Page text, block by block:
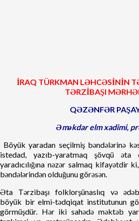
İRAQ TÜRKMAN LƏHCƏSİNİN
TƏRZİBAŞI
QƏZƏNFƏR
Əməkdar elm xadimi,
Böyük yaradan seçilmiş bəndələrinə
istedad, yazıb-yaratmaq şövqü əta
yaradıcılığına nəzər salmaq kifayətdir
bəndələrindən olduğunu görəsən.
Əta Tərzibaşı folklorşünaslıq və
böyük bir elmi-tədqiqat institutunun
görmüşdür. Hər iki sahədə məktəb